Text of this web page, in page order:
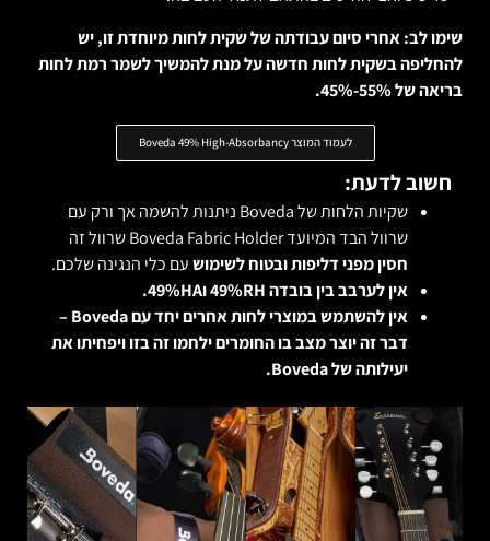
שימו לב: אחרי סיום עבודתה של שקית לחות מיוחדת זו, יש
להחליפה בשקית לחות חדשה על מנת להמשיך לשמר רמת לחות
בריאה של 55%-45%.
לעמוד המוצר Boveda 49% High-Absorbancy
חשוב לדעת:
שקיות הלחות של Boveda ניתנות להשמה אך ורק עם
שרוול הבד המיועד Boveda Fabric Holder שרוול זה
חסין מפני דליפות ובטוח לשימושעם כלי הנגינה שלכם.
אין לערבב בין בובדה 49%RH ו49%HA.
אין להשתמש במוצרי לחות אחרים יחד עם Boveda –
דבר זה יוצר מצב בו החומרים ילחמו זה בזו ויפחיתו את
יעילותה של Boveda.